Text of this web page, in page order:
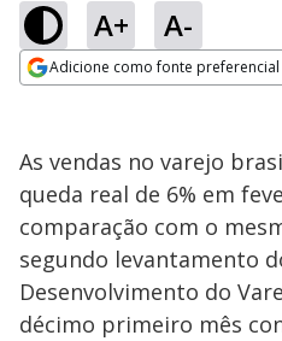
A+ A-
Adicione como fonte
As vendas no varejo
queda real de 6% em
comparação com o
segundo levantamento
Desenvolvimento do
décimo primeiro mês